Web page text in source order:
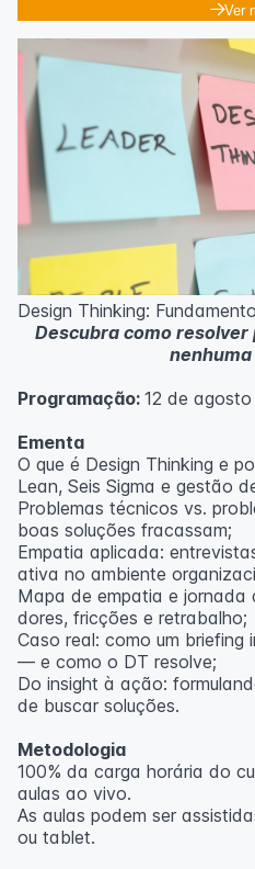
Ver
Design Thinking:
Descubra como
Programação: 12 de agosto
Ementa
O que é Design Thinking e
Lean, Seis Sigma e gestão
Problemas técnicos vs.
boas soluções fracassam;
Empatia aplicada:
ativa no ambiente
Mapa de empatia e jornada
dores, fricções e retrabalho;
Caso real: como um briefing
— e como o DT resolve;
Do insight à ação:
de buscar soluções.
Metodologia
100% da carga horária do
aulas ao vivo.
As aulas podem ser
ou tablet.